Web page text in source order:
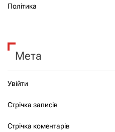
Політика
Мета
Увійти
Стрічка записів
Стрічка коментарів